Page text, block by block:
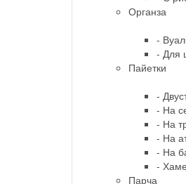
Органза
-
- Для
Пайетки
-
- На
- На
- На
- На
-
Парча